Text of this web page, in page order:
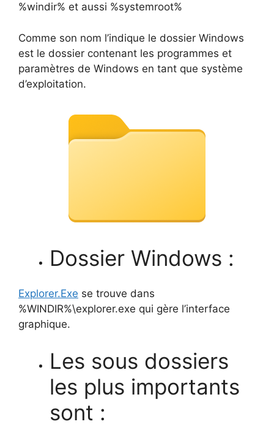
%windir% et aussi %systemroot%
Comme son nom l’indique le dossier Windows
est le dossier contenant les programmes et
paramètres de Windows en tant que système
d’exploitation.
Dossier Windows :
Explorer.Exe se trouve dans
%WINDIR%\explorer.exe qui gère l’interface
graphique.
Les sous dossiers
les plus importants
sont :